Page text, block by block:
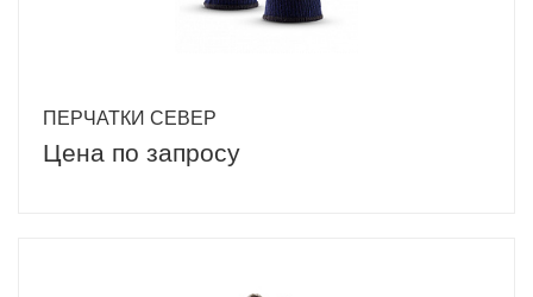
ПЕРЧАТКИ СЕВЕР
Цена по запросу